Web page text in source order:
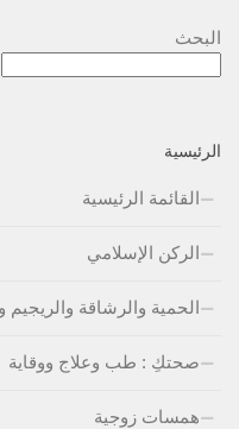
البحث
الرئيسية
القائمة الرئيسية
الركن الإسلامي
الحمية والرشاقة والريجيم
صحتكِ : طب وعلاج ووقاية
همسات زوجية